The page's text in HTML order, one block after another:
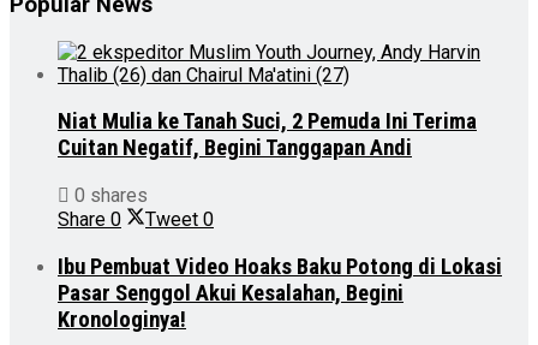
Niat Mulia ke Tanah Suci, 2 Pemuda Ini Terima
Cuitan Negatif, Begini Tanggapan Andi
0 shares
Share 0 Tweet 0
Ibu Pembuat Video Hoaks Baku Potong di Lokasi
Pasar Senggol Akui Kesalahan, Begini
Kronologinya!